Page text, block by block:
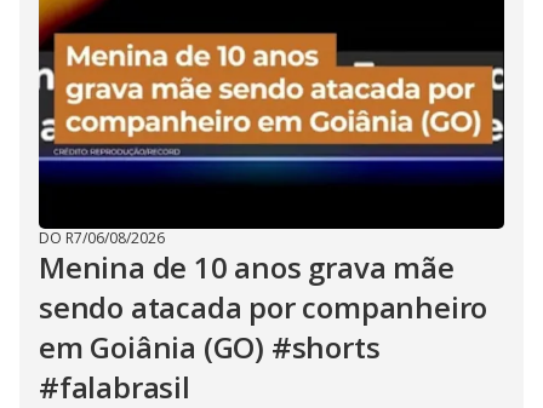
DO R7/06/08/2026
Menina de 10 anos grava mãe
sendo atacada por companheiro
em Goiânia (GO) #shorts
#falabrasil